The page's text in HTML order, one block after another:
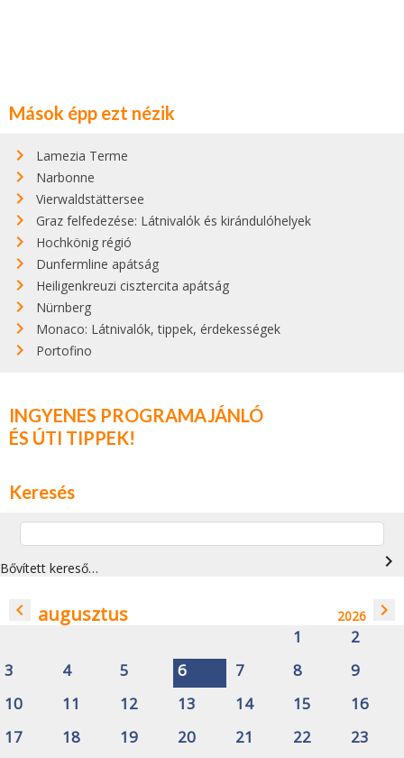
Mások épp ezt nézik
Lamezia Terme
Narbonne
Vierwaldstättersee
Graz felfedezése: Látnivalók és kirándulóhelyek
Hochkönig régió
Dunfermline apátság
Heiligenkreuzi cisztercita apátság
Nürnberg
Monaco: Látnivalók, tippek, érdekességek
Portofino
INGYENES PROGRAMAJÁNLÓ
ÉS ÚTI TIPPEK!
Keresés
Bővített kereső… navigate_next
navigate_before augusztus 2026 navigate_next
1
2
3
4 5 6 7 8
9
10
11 12 13 14 15
16
17
18 19 20 21 22
23